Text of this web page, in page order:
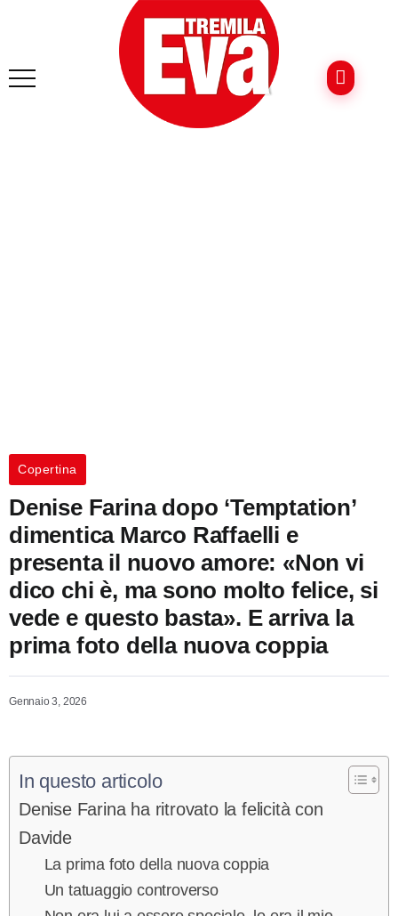
Copertina
Denise Farina dopo ‘Temptation’
dimentica Marco Raffaelli e
presenta il nuovo amore: «Non vi
dico chi è, ma sono molto felice, si
vede e questo basta». E arriva la
prima foto della nuova coppia
Gennaio 3, 2026
In questo articolo
Denise Farina ha ritrovato la felicità con
Davide
La prima foto della nuova coppia
Un tatuaggio controverso